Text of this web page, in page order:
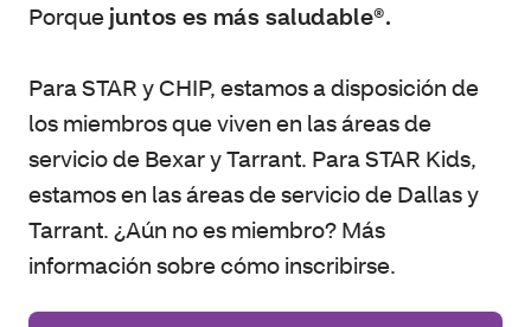
Porque juntos es más saludable®.
Para STAR y CHIP, estamos a disposición de
los miembros que viven en las áreas de
servicio de Bexar y Tarrant. Para STAR Kids,
estamos en las áreas de servicio de Dallas y
Tarrant. ¿Aún no es miembro? Más
información sobre cómo inscribirse.